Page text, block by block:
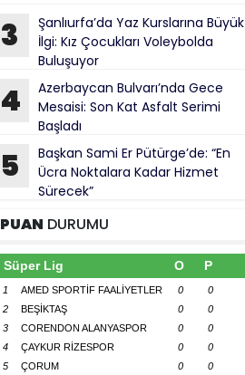
3
Şanlıurfa’da Yaz Kurslarına Büyük
İlgi: Kız Çocukları Voleybolda
Buluşuyor
4
Azerbaycan Bulvarı’nda Gece
Mesaisi: Son Kat Asfalt Serimi
Başladı
5
Başkan Sami Er Pütürge’de: “En
Ücra Noktalara Kadar Hizmet
Sürecek”
PUAN DURUMU
Süper Lig O P
1 AMED SPORTİF FAALİYETLER 0
0
2
BEŞİKTAŞ 0
0
3
CORENDON ALANYASPOR 0
0
4
ÇAYKUR RİZESPOR 0
0
5
ÇORUM 0
0